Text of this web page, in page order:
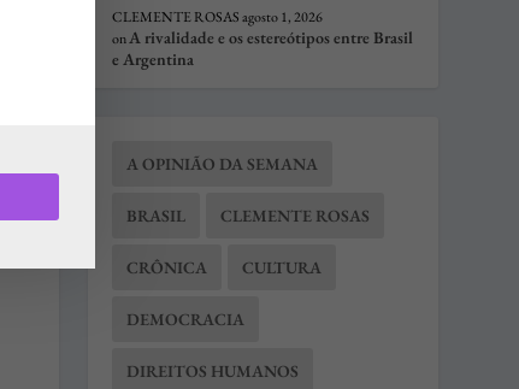
CLEMENTE ROSAS agosto 1, 2026
onA rivalidade e os estereótipos entre Brasil
e Argentina
A OPINIÃO DA SEMANA
BRASIL CLEMENTE ROSAS
CRÔNICA CULTURA
DEMOCRACIA
DIREITOS HUMANOS